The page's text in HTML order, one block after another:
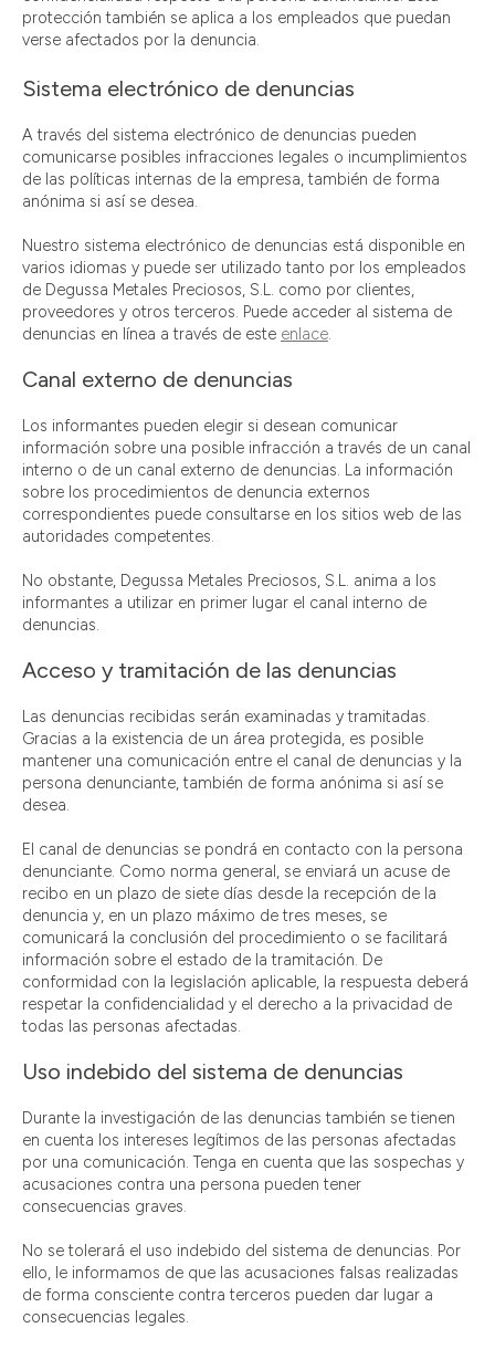
protección también se aplica a los empleados que puedan
verse afectados por la denuncia.
Sistema electrónico de denuncias
A través del sistema electrónico de denuncias pueden
comunicarse posibles infracciones legales o incumplimientos
de las políticas internas de la empresa, también de forma
anónima si así se desea.
Nuestro sistema electrónico de denuncias está disponible en
varios idiomas y puede ser utilizado tanto por los empleados
de Degussa Metales Preciosos, S.L. como por clientes,
proveedores y otros terceros. Puede acceder al sistema de
denuncias en línea a través de este enlace.
Canal externo de denuncias
Los informantes pueden elegir si desean comunicar
información sobre una posible infracción a través de un canal
interno o de un canal externo de denuncias. La información
sobre los procedimientos de denuncia externos
correspondientes puede consultarse en los sitios web de las
autoridades competentes.
No obstante, Degussa Metales Preciosos, S.L. anima a los
informantes a utilizar en primer lugar el canal interno de
denuncias.
Acceso y tramitación de las denuncias
Las denuncias recibidas serán examinadas y tramitadas.
Gracias a la existencia de un área protegida, es posible
mantener una comunicación entre el canal de denuncias y la
persona denunciante, también de forma anónima si así se
desea.
El canal de denuncias se pondrá en contacto con la persona
denunciante. Como norma general, se enviará un acuse de
recibo en un plazo de siete días desde la recepción de la
denuncia y, en un plazo máximo de tres meses, se
comunicará la conclusión del procedimiento o se facilitará
información sobre el estado de la tramitación. De
conformidad con la legislación aplicable, la respuesta deberá
respetar la confidencialidad y el derecho a la privacidad de
todas las personas afectadas.
Uso indebido del sistema de denuncias
Durante la investigación de las denuncias también se tienen
en cuenta los intereses legítimos de las personas afectadas
por una comunicación. Tenga en cuenta que las sospechas y
acusaciones contra una persona pueden tener
consecuencias graves.
No se tolerará el uso indebido del sistema de denuncias. Por
ello, le informamos de que las acusaciones falsas realizadas
de forma consciente contra terceros pueden dar lugar a
consecuencias legales.